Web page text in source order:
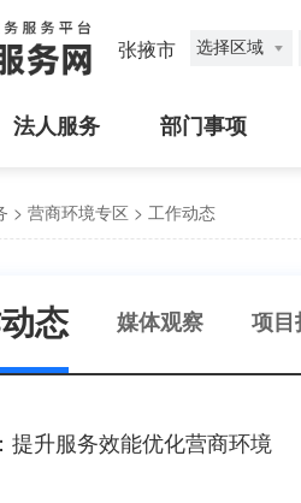
张掖市 选择区域
法人服务 部门事项
> 营商环境专区 > 工作动态
态 媒体观察 项
提升服务效能优化营商环境